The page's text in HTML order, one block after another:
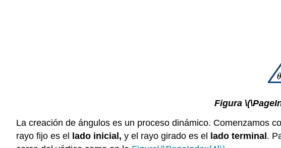
Figura
La creación de ángulos es un proceso dinámico. Comenzamos
rayo fijo es el lado inicial, y el rayo girado es el lado terminal.